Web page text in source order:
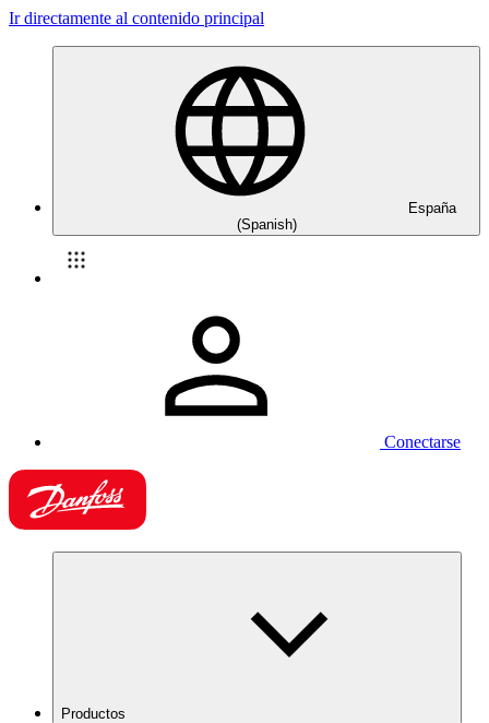
Ir directamente al contenido principal
España
(Spanish)
Conectarse
Productos